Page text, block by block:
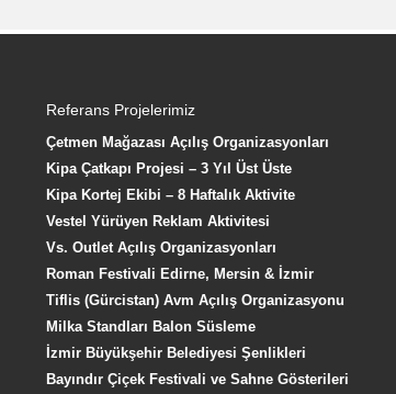
Referans Projelerimiz
Çetmen Mağazası Açılış Organizasyonları
Kipa Çatkapı Projesi – 3 Yıl Üst Üste
Kipa Kortej Ekibi – 8 Haftalık Aktivite
Vestel Yürüyen Reklam Aktivitesi
Vs. Outlet Açılış Organizasyonları
Roman Festivali Edirne, Mersin & İzmir
Tiflis (Gürcistan) Avm Açılış Organizasyonu
Milka Standları Balon Süsleme
İzmir Büyükşehir Belediyesi Şenlikleri
Bayındır Çiçek Festivali ve Sahne Gösterileri